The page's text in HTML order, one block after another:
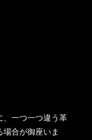
、一つ一つ違う革
合が御座いま